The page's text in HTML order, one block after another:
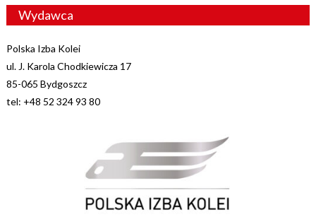
Wydawca
Polska Izba Kolei
ul. J. Karola Chodkiewicza 17
85-065 Bydgoszcz
tel: +48 52 324 93 80